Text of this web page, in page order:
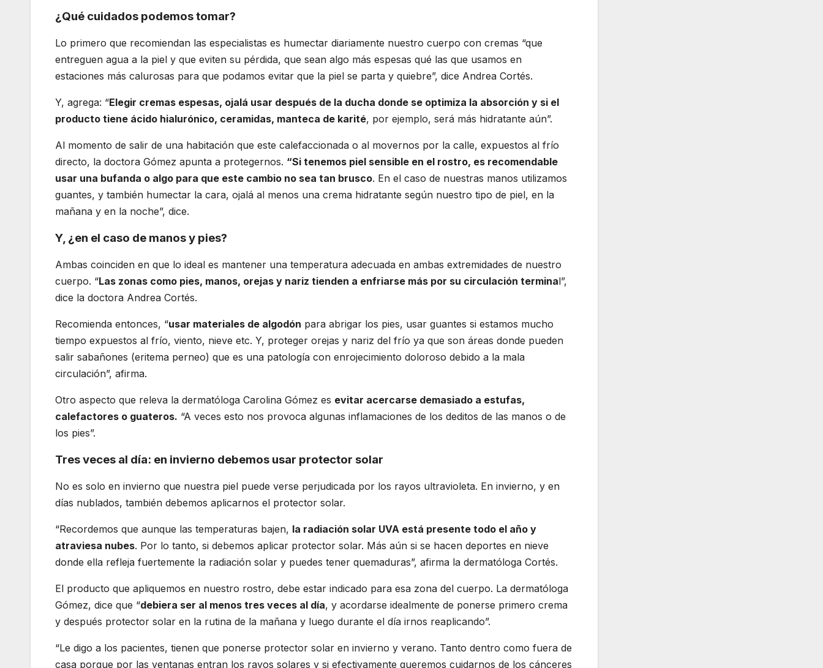
¿Qué cuidados podemos tomar?
Lo primero que recomiendan las especialistas es humectar diariamente nuestro cuerpo con cremas “que
entreguen agua a la piel y que eviten su pérdida, que sean algo más espesas qué las que usamos en
estaciones más calurosas para que podamos evitar que la piel se parta y quiebre”, dice Andrea Cortés.
Y, agrega: “Elegir cremas espesas, ojalá usar después de la ducha donde se optimiza la absorción y si el
producto tiene ácido hialurónico, ceramidas, manteca de karité, por ejemplo, será más hidratante aún”.
Al momento de salir de una habitación que este calefaccionada o al movernos por la calle, expuestos al frío
directo, la doctora Gómez apunta a protegernos. “Si tenemos piel sensible en el rostro, es recomendable
usar una bufanda o algo para que este cambio no sea tan brusco. En el caso de nuestras manos utilizamos
guantes, y también humectar la cara, ojalá al menos una crema hidratante según nuestro tipo de piel, en la
mañana y en la noche”, dice.
Y, ¿en el caso de manos y pies?
Ambas coinciden en que lo ideal es mantener una temperatura adecuada en ambas extremidades de nuestro
cuerpo. “Las zonas como pies, manos, orejas y nariz tienden a enfriarse más por su circulación terminal”,
dice la doctora Andrea Cortés.
Recomienda entonces, “usar materiales de algodón para abrigar los pies, usar guantes si estamos mucho
tiempo expuestos al frío, viento, nieve etc. Y, proteger orejas y nariz del frío ya que son áreas donde pueden
salir sabañones (eritema perneo) que es una patología con enrojecimiento doloroso debido a la mala
circulación”, afirma.
Otro aspecto que releva la dermatóloga Carolina Gómez es evitar acercarse demasiado a estufas,
calefactores o guateros. “A veces esto nos provoca algunas inflamaciones de los deditos de las manos o de
los pies”.
Tres veces al día: en invierno debemos usar protector solar
No es solo en invierno que nuestra piel puede verse perjudicada por los rayos ultravioleta. En invierno, y en
días nublados, también debemos aplicarnos el protector solar.
“Recordemos que aunque las temperaturas bajen, la radiación solar UVA está presente todo el año y
atraviesa nubes. Por lo tanto, si debemos aplicar protector solar. Más aún si se hacen deportes en nieve
donde ella refleja fuertemente la radiación solar y puedes tener quemaduras”, afirma la dermatóloga Cortés.
El producto que apliquemos en nuestro rostro, debe estar indicado para esa zona del cuerpo. La dermatóloga
Gómez, dice que “debiera ser al menos tres veces al día, y acordarse idealmente de ponerse primero crema
y después protector solar en la rutina de la mañana y luego durante el día irnos reaplicando”.
“Le digo a los pacientes, tienen que ponerse protector solar en invierno y verano. Tanto dentro como fuera de
casa porque por las ventanas entran los rayos solares y si efectivamente queremos cuidarnos de los cánceres